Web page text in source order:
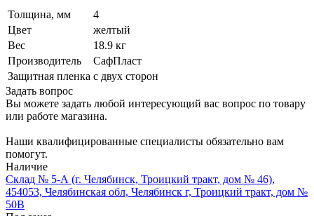
Толщина, мм
4
Цвет
желтый
Вес
18.9 кг
Производитель
СафПласт
Защитная пленка с двух сторон
Задать вопрос
Вы можете задать любой интересующий вас вопрос по товару
или работе магазина.
Наши квалифицированные специалисты обязательно вам
помогут.
Наличие
Склад № 5-А (г. Челябинск, Троицкий тракт, дом № 46),
454053, Челябинская обл, Челябинск г, Троицкий тракт, дом №
50В